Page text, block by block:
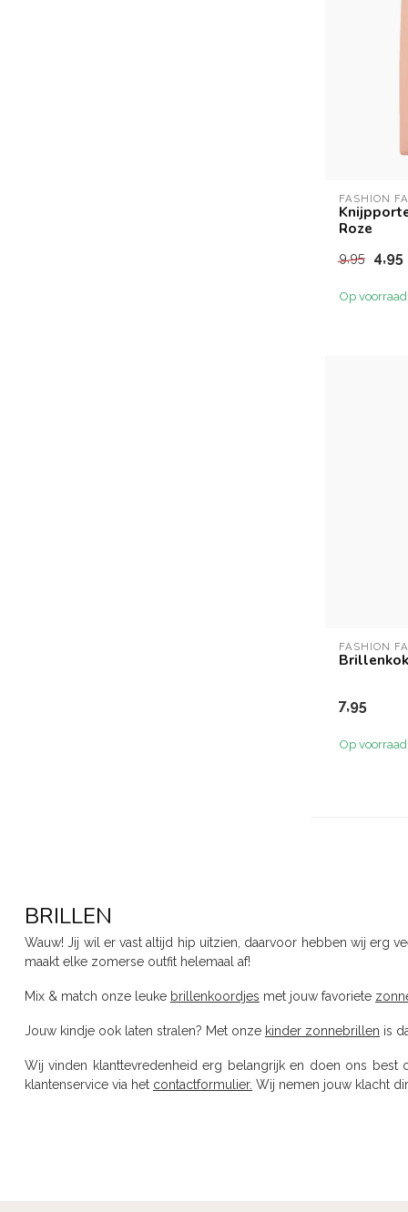
FASHION
Roze
9,95 4,95
Op voorraad
FASHION
7,95
Op voorraad
BRILLEN
Wauw! Jij wil er vast altijd hip uitzien, daarvoor hebben wij erg
maakt elke zomerse outfit helemaal af!
Mix & match onze leuke brillenkoordjes met jouw favoriete
Jouw kindje ook laten stralen? Met onze kinder zonnebrillen is
Wij vinden klanttevredenheid erg belangrijk en doen ons
klantenservice via het contactformulier. Wij nemen jouw klacht